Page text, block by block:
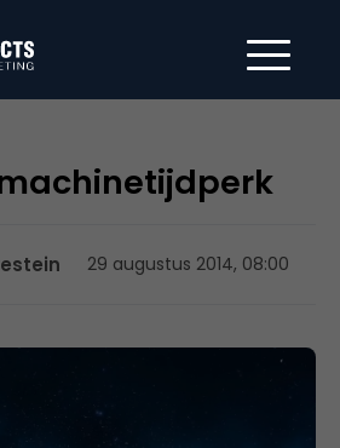
29 augustus 2014, 08:00